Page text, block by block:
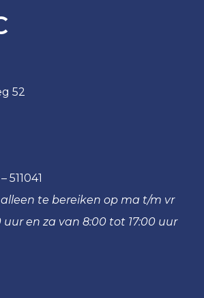
52
511041
te bereiken op ma t/m vr
uur en za van 8:00 tot 17:00 uur